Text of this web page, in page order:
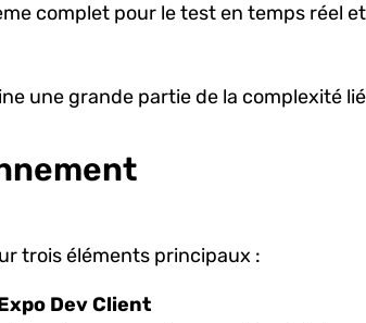
complet pour le test en temps réel
une grande partie de la complexité
trois éléments principaux :
Dev Client